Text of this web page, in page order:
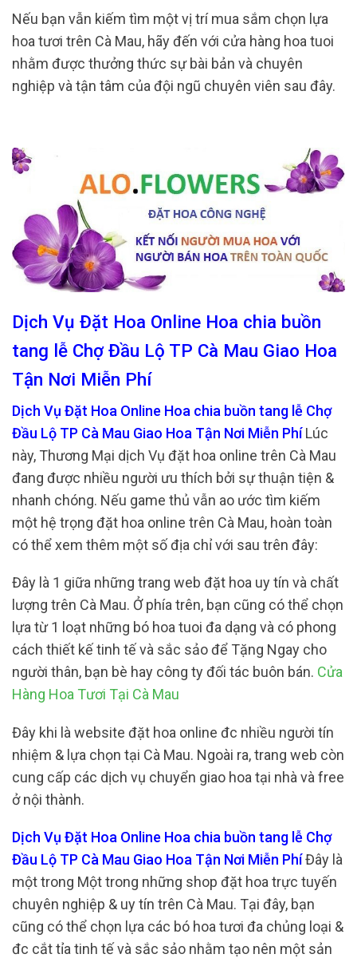
Nếu bạn vẫn kiếm tìm một vị trí mua sắm chọn lựa
hoa tươi trên Cà Mau, hãy đến với cửa hàng hoa tuoi
nhằm được thưởng thức sự bài bản và chuyên
nghiệp và tận tâm của đội ngũ chuyên viên sau đây.
Dịch Vụ Đặt Hoa Online Hoa chia buồn
tang lễ Chợ Đầu Lộ TP Cà Mau Giao Hoa
Tận Nơi Miễn Phí
Dịch Vụ Đặt Hoa Online Hoa chia buồn tang lễ Chợ
Đầu Lộ TP Cà Mau Giao Hoa Tận Nơi Miễn PhíLúc
này, Thương Mại dịch Vụ đặt hoa online trên Cà Mau
đang được nhiều người ưu thích bởi sự thuận tiện &
nhanh chóng. Nếu game thủ vẫn ao ước tìm kiếm
một hệ trọng đặt hoa online trên Cà Mau, hoàn toàn
có thể xem thêm một số địa chỉ với sau trên đây:
Đây là 1 giữa những trang web đặt hoa uy tín và chất
lượng trên Cà Mau. Ở phía trên, bạn cũng có thể chọn
lựa từ 1 loạt những bó hoa tuoi đa dạng và có phong
cách thiết kế tinh tế và sắc sảo để Tặng Ngay cho
người thân, bạn bè hay công ty đối tác buôn bán. Cửa
Hàng Hoa Tươi Tại Cà Mau
Đây khi là website đặt hoa online đc nhiều người tín
nhiệm & lựa chọn tại Cà Mau. Ngoài ra, trang web còn
cung cấp các dịch vụ chuyển giao hoa tại nhà và free
ở nội thành.
Dịch Vụ Đặt Hoa Online Hoa chia buồn tang lễ Chợ
Đầu Lộ TP Cà Mau Giao Hoa Tận Nơi Miễn PhíĐây là
một trong Một trong những shop đặt hoa trực tuyến
chuyên nghiệp & uy tín trên Cà Mau. Tại đây, bạn
cũng có thể chọn lựa các bó hoa tươi đa chủng loại &
đc cắt tỉa tinh tế và sắc sảo nhằm tạo nên một sản